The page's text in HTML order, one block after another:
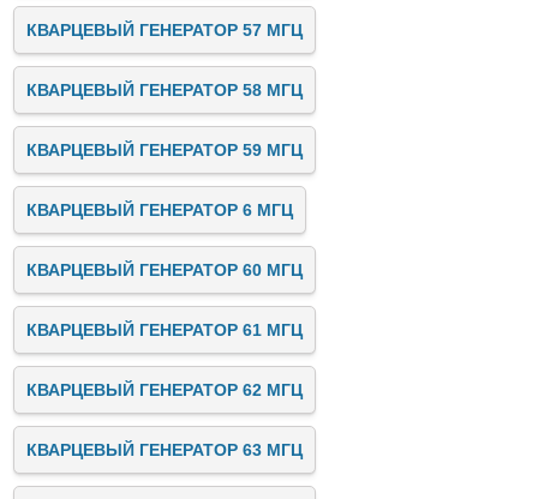
КВАРЦЕВЫЙ ГЕНЕРАТОР 57 МГЦ
КВАРЦЕВЫЙ ГЕНЕРАТОР 58 МГЦ
КВАРЦЕВЫЙ ГЕНЕРАТОР 59 МГЦ
КВАРЦЕВЫЙ ГЕНЕРАТОР 6 МГЦ
КВАРЦЕВЫЙ ГЕНЕРАТОР 60 МГЦ
КВАРЦЕВЫЙ ГЕНЕРАТОР 61 МГЦ
КВАРЦЕВЫЙ ГЕНЕРАТОР 62 МГЦ
КВАРЦЕВЫЙ ГЕНЕРАТОР 63 МГЦ